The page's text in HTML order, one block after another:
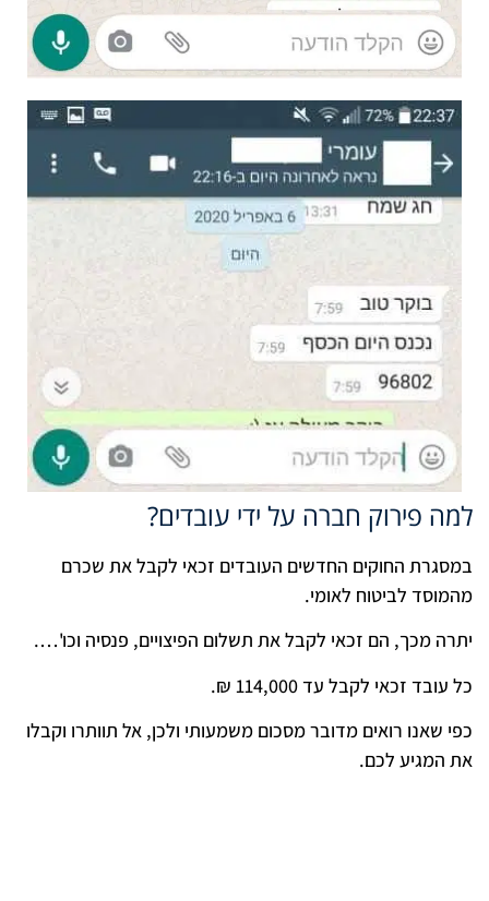
למה פירוק חברה על ידי עובדים?
במסגרת החוקים החדשים העובדים זכאי לקבל את שכרם
מהמוסד לביטוח לאומי.
יתרה מכך, הם זכאי לקבל את תשלום הפיצויים, פנסיה וכו'….
כל עובד זכאי לקבל עד 114,000 ₪.
כפי שאנו רואים מדובר מסכום משמעותי ולכן, אל תוותרו וקבלו
את המגיע לכם.